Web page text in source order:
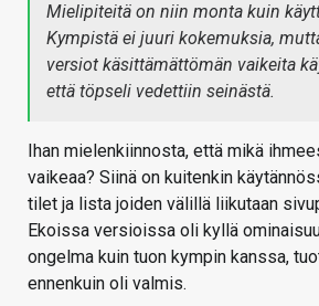
Mielipiteitä on niin monta kuin
Kympistä ei juuri kokemuksia,
versiot käsittämättömän vaikeita
että töpseli vedettiin seinästä.
Ihan mielenkiinnosta, että mikä
vaikeaa? Siinä on kuitenkin
tilet ja lista joiden välillä liikutaan
Ekoissa versioissa oli kyllä
ongelma kuin tuon kympin kanssa,
ennenkuin oli valmis.